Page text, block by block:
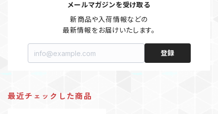
メールマガジンを受け取る
新商品や入荷情報などの
最新情報をお届けいたします。
登録
最近チェックした商品